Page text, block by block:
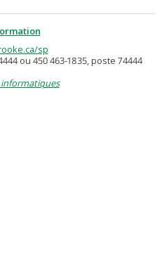
sp
ou 450 463-1835, poste 74444
informatiques